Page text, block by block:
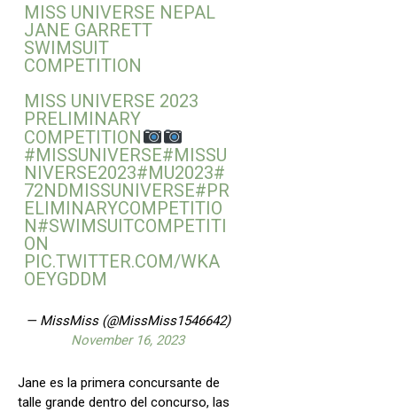
MISS UNIVERSE NEPAL
JANE GARRETT
SWIMSUIT
COMPETITION
MISS UNIVERSE 2023
PRELIMINARY
COMPETITION
#MISSUNIVERSE#MISSU
NIVERSE2023#MU2023#
72NDMISSUNIVERSE#PR
ELIMINARYCOMPETITIO
N#SWIMSUITCOMPETITI
ON
PIC.TWITTER.COM/WKA
OEYGDDM
— MissMiss (@MissMiss1546642)
November 16, 2023
Jane es la primera concursante de
talle grande dentro del concurso, las